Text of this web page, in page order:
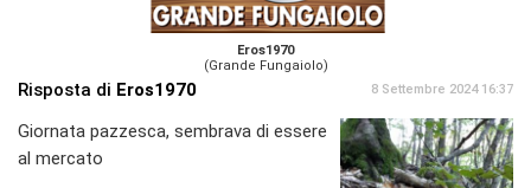
Eros1970
(Grande Fungaiolo)
Risposta di Eros1970 8 Settembre 2024 16:37
Giornata pazzesca, sembrava di essere
al mercato